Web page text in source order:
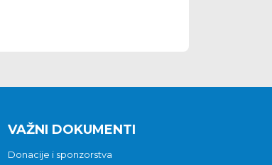
VAŽNI DOKUMENTI
Donacije i sponzorstva